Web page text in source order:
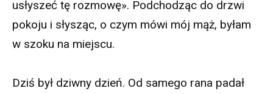
usłyszeć tę rozmowę». Podchodząc do drzwi
pokoju i słysząc, o czym mówi mój mąż, byłam
w szoku na miejscu.
Dziś był dziwny dzień. Od samego rana padał